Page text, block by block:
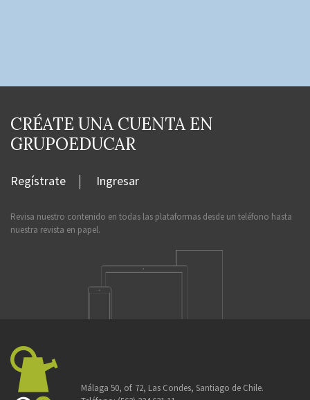
CRÉATE UNA CUENTA EN
GRUPOEDUCAR
Regístrate Ingresar
Revisa nuestro contenido en todas las plataformas desde un teléfono hasta
nuestra revista en papel.
Málaga 50, of. 72, Las Condes, Santiago de Chile.